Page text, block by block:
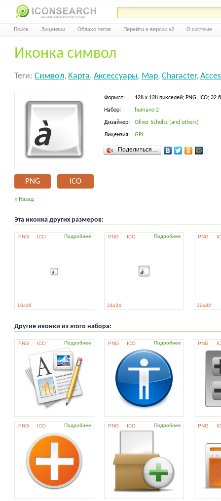
Поиск Лицензии Облако тегов Перейти к версии v2 О системе
Иконка символ
Теги: Символ, Карта, Аксессуары, Map, Character,
PNG ICO
Формат: 128 x 128 пикселей; PNG, ICO; 32
Набор: humano 2
Дизайнер: Oliver Scholtz (and others)
Лицензия: GPL
Поделиться…
« Назад
Эта иконка других размеров:
PNG ICO Подробнее
16x16
PNG ICO Подробнее
24x24
PNG
32x32
Другие иконки из этого набора:
PNG ICO Подробнее PNG ICO Подробнее PNG
PNG ICO Подробнее PNG ICO Подробнее PNG